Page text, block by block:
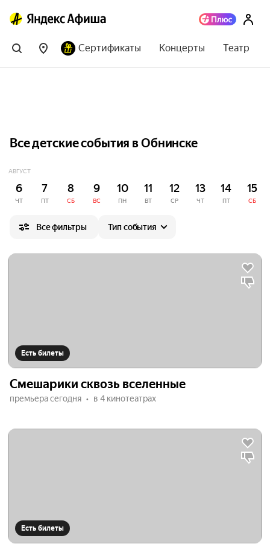
Сертификаты Концерты Театр
Все детские события в Обнинске
АВГУСТ
6
ЧТ
7
ПТ
8
СБ
9
ВС
10
ПН
11
ВТ
12
СР
13
ЧТ
14
ПТ
15
СБ
Все фильтры Тип события
Есть билеты
Смешарики сквозь вселенные
премьера сегодня в 4 кинотеатрах
Есть билеты